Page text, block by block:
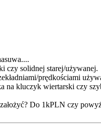
czy solidnej starej/używanej.
prędkościami
na kluczyk wiertarski czy
Do 1kPLN czy